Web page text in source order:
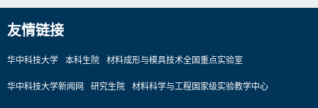
友情链接
华中科技大学 本科生院 材料成形与模具技术全国重点实验室
华中科技大学新闻网 研究生院 材料科学与工程国家级实验教学中心